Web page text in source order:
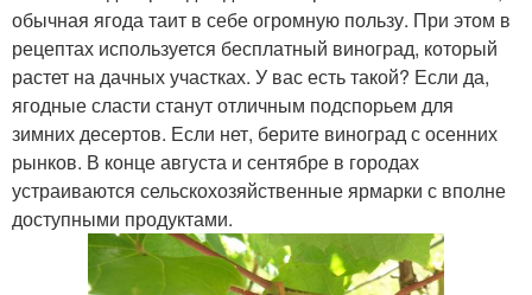
обычная ягода таит в себе огромную пользу. При этом в
рецептах используется бесплатный виноград, который
растет на дачных участках. У вас есть такой? Если да,
ягодные сласти станут отличным подспорьем для
зимних десертов. Если нет, берите виноград с осенних
рынков. В конце августа и сентябре в городах
устраиваются сельскохозяйственные ярмарки с вполне
доступными продуктами.